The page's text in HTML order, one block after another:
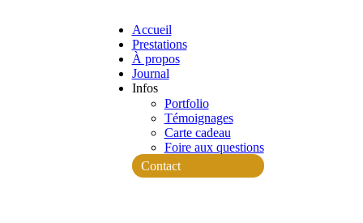
Accueil
Prestations
À propos
Journal
Infos
Portfolio
Témoignages
Carte cadeau
Foire aux questions
Contact